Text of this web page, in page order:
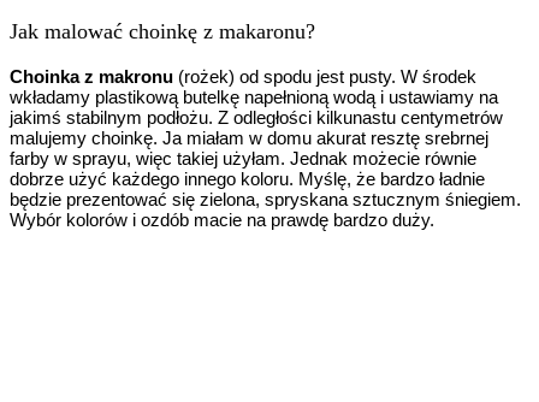
Jak malować choinkę z makaronu?
Choinka z makronu (rożek) od spodu jest pusty. W środek
wkładamy plastikową butelkę napełnioną wodą i ustawiamy na
jakimś stabilnym podłożu. Z odległości kilkunastu centymetrów
malujemy choinkę. Ja miałam w domu akurat resztę srebrnej
farby w sprayu, więc takiej użyłam. Jednak możecie równie
dobrze użyć każdego innego koloru. Myślę, że bardzo ładnie
będzie prezentować się zielona, spryskana sztucznym śniegiem.
Wybór kolorów i ozdób macie na prawdę bardzo duży.